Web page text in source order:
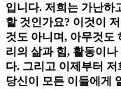
입니다. 저희는 가난하
할 것인가요? 이것이
것도 아니며, 아무것도
리의 삶과 힘, 활동이
다. 그리고 이제부터
당신이 모든 이들에게